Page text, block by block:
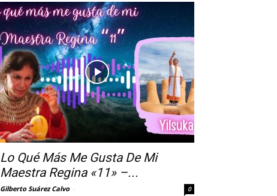
Lo Qué Más Me Gusta De Mi
Maestra Regina «11» –...
Gilberto Suárez Calvo 0